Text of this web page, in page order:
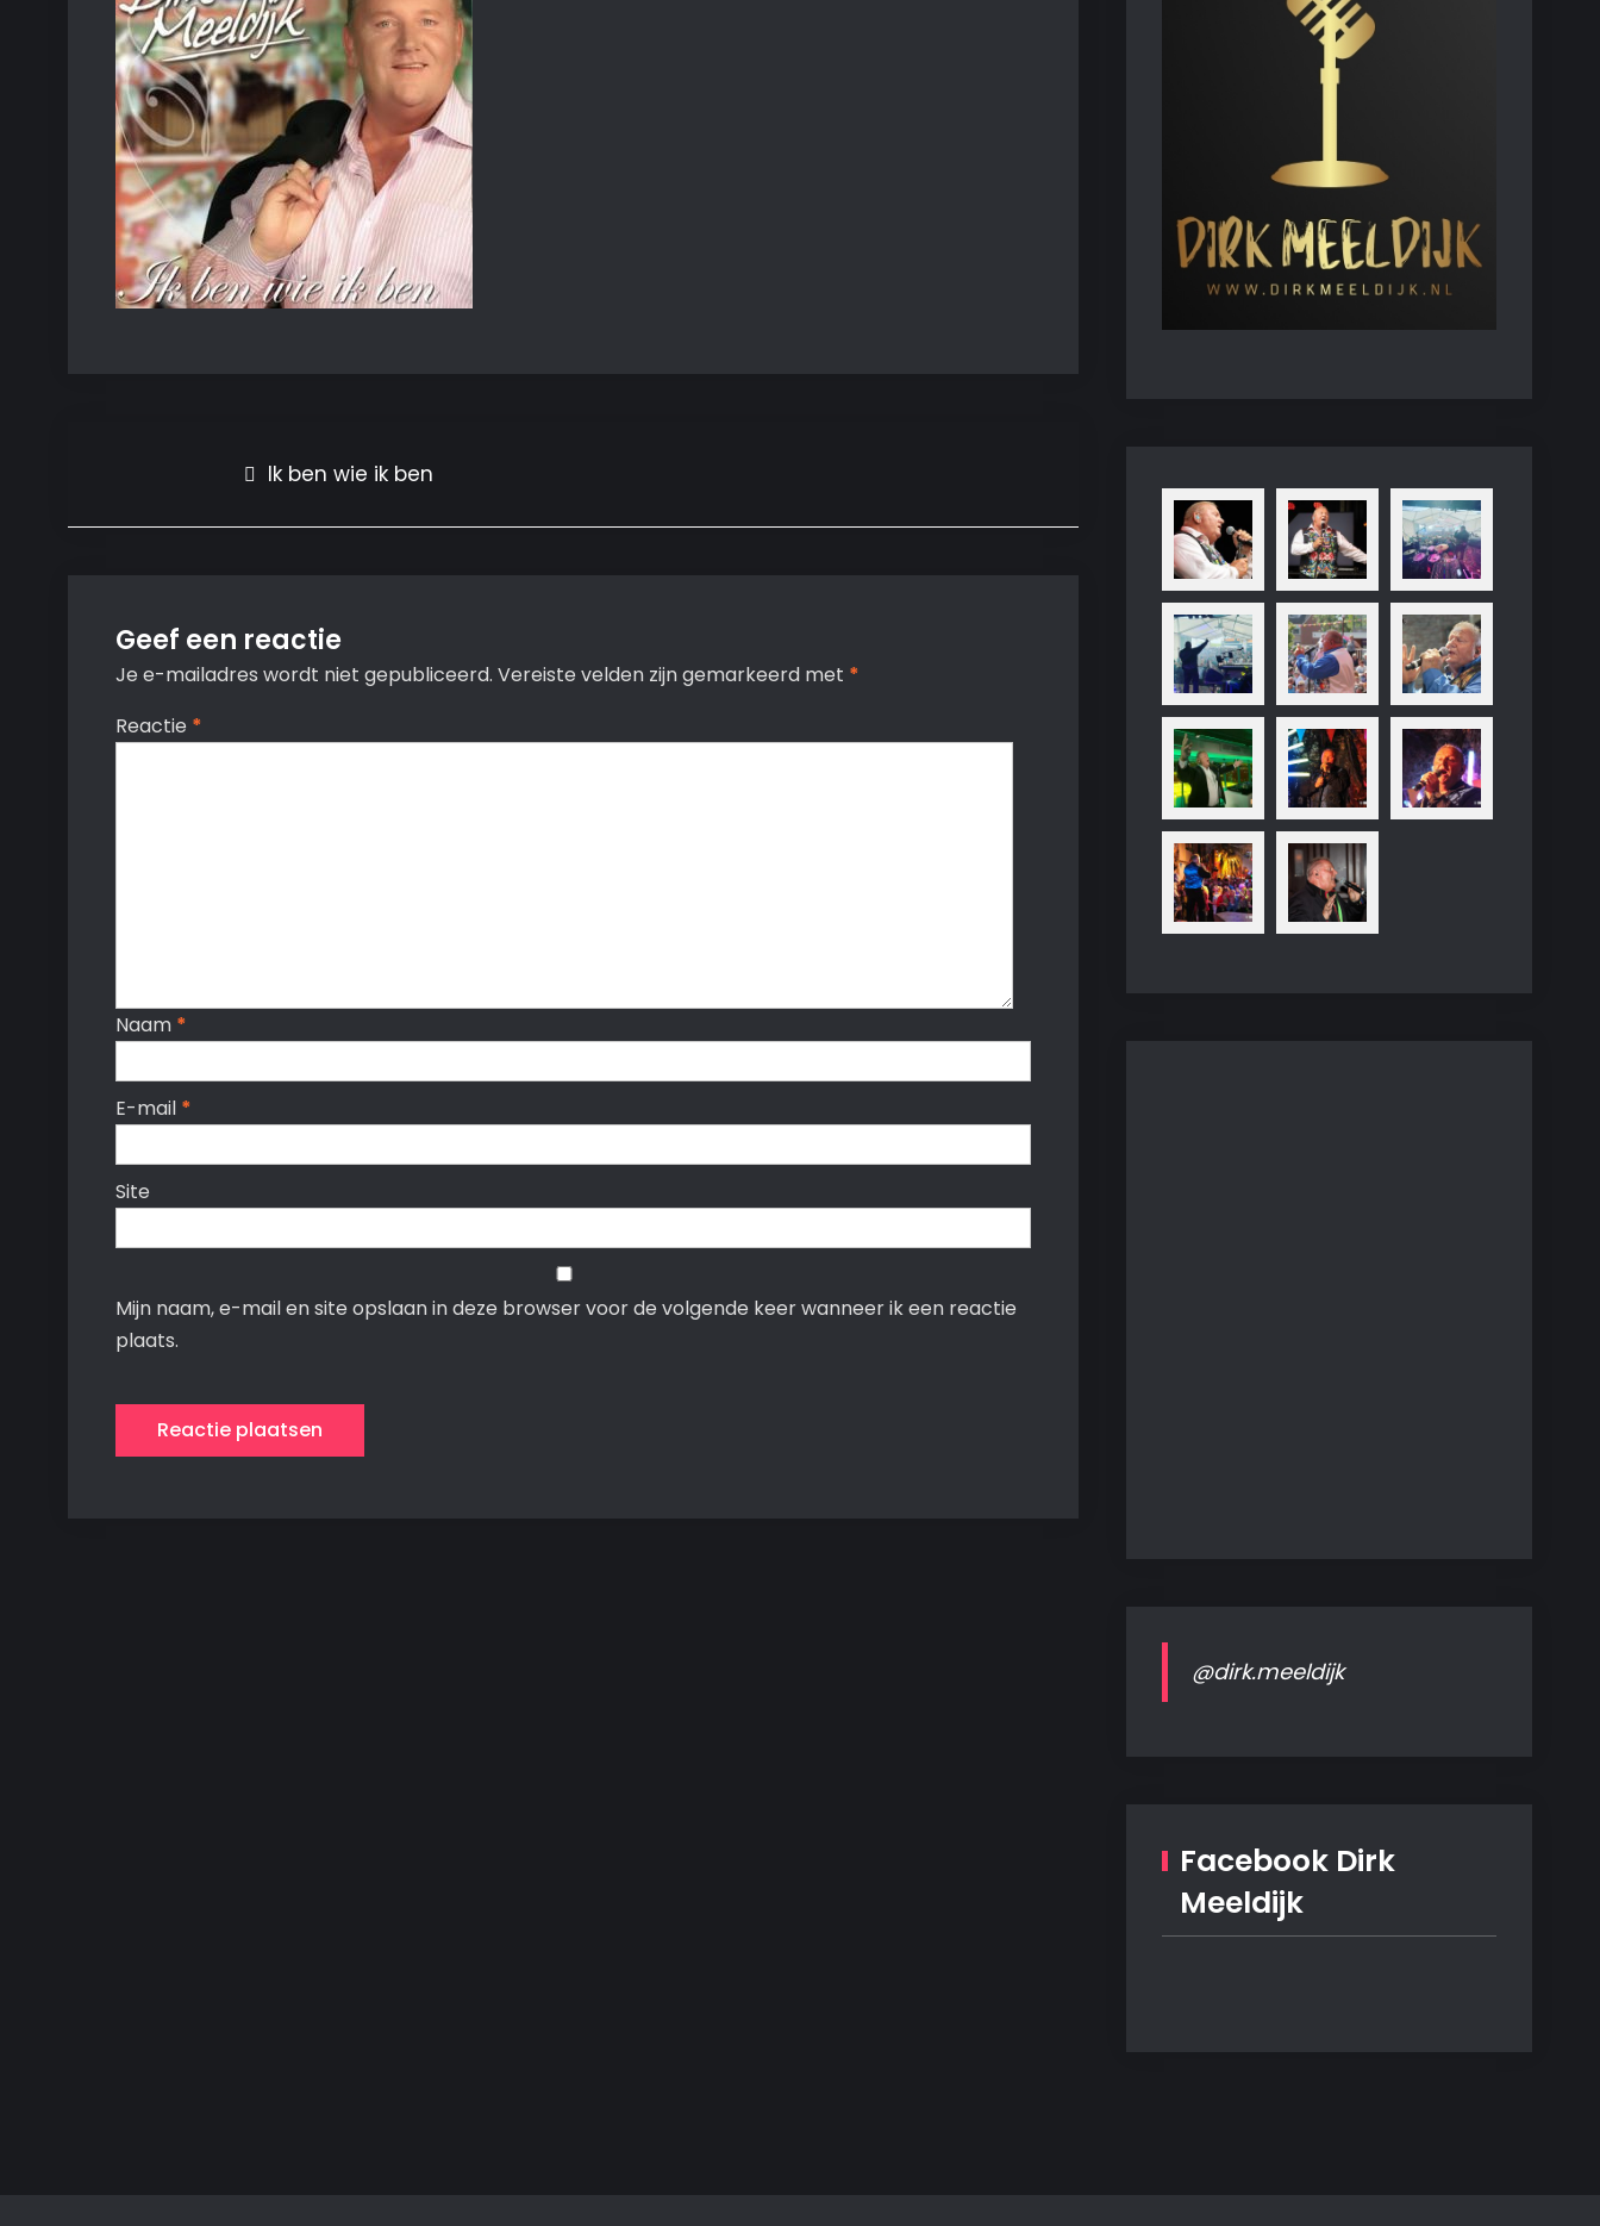
navigatie
Ik ben wie ik ben
Geef een reactie
Je e-mailadres wordt niet gepubliceerd. Vereiste velden zijn gemarkeerd met *
Reactie *
Naam *
E-mail *
Site
Mijn naam, e-mail en site opslaan in deze browser voor de volgende keer wanneer ik een reactie
plaats.
@dirk.meeldijk
Facebook Dirk
Meeldijk